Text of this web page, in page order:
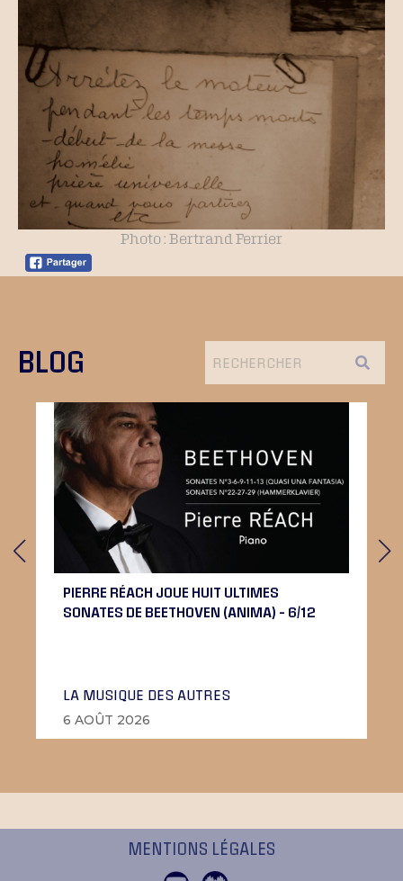
Photo : Bertrand Ferrier
BLOG
PIERRE RÉACH JOUE HUIT ULTIMES
SONATES DE BEETHOVEN (ANIMA) – 6/12
LA MUSIQUE DES AUTRES
6 AOÛT 2026
MENTIONS LÉGALES